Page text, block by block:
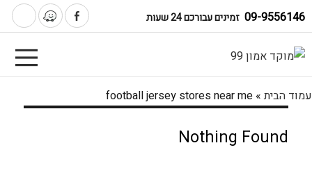
09-9556146 זמינים עבורכם 24 שעות
עמוד הבית»
football jersey stores near me
Nothing Found